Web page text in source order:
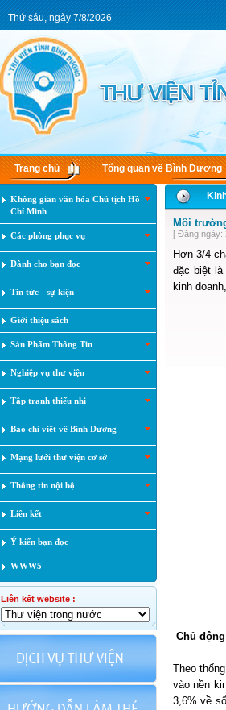
Thứ sáu, ngày 7/8/2026
Trang chủ Tổng quan về Bình Dương
Không gian văn hóa Chủ tịch Hồ
Chí Minh
Các phòng phục vụ
Dành cho bạn đọc
Tin tức - sự kiện
Giới thiệu sách
Sản Phẩm Thông Tin
Nghiệp vụ thư viện
Tập tranh thiếu nhi
Báo chí viết về Bình Dương
Mạng lưới thư viện cơ sở
Thông tin nội bộ
Liên kết
Ý kiến bạn đọc
WWW5
Liên kết website :
Môi
[ Đăng ngày:
Hơn 3/4
đặc biệt
kinh
Chủ
Theo
vào nền
3,6% về